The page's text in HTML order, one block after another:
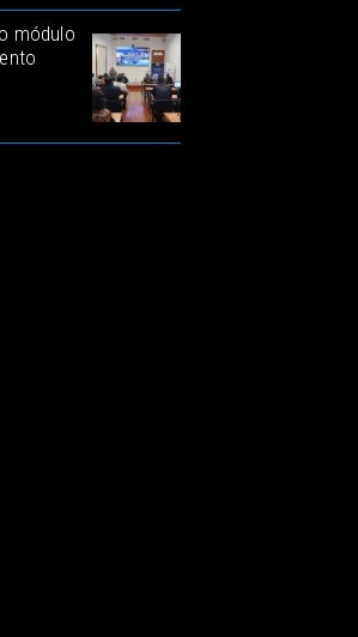
módulo